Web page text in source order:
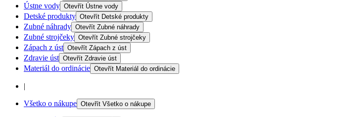
Ústne vody Otevřít Ústne vody
Detské produkty Otevřít Detské produkty
Zubné náhrady Otevřít Zubné náhrady
Zubné strojčeky Otevřít Zubné strojčeky
Zápach z úst Otevřít Zápach z úst
Zdravie úst Otevřít Zdravie úst
Materiál do ordinácie Otevřít Materiál do ordinácie
|
Všetko o nákupe Otevřít Všetko o nákupe